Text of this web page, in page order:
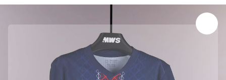
상품
액자에 담긴 유니폼